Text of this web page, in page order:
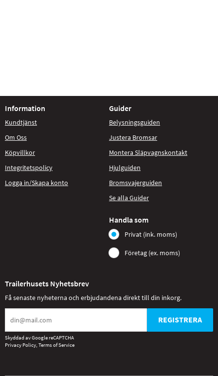
Information
Kundtjänst
Om Oss
Köpvillkor
Integritetspolicy
Logga in/Skapa konto
Guider
Belysningsguiden
Justera Bromsar
Montera Släpvagnskontakt
Hjulguiden
Bromsvajerguiden
Se alla Guider
Handla som
Privat (ink. moms)
Företag (ex. moms)
Trailerhusets Nyhetsbrev
Få senaste nyheterna och erbjudandena direkt till din inkorg.
REGISTRERA
Skyddad av Google reCAPTCHA
Privacy Policy, Terms of Service